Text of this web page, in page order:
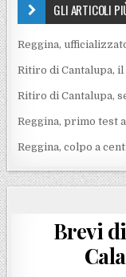
GLI ARTICOLI
Reggina,
Ritiro di Cantalupa,
Ritiro di Cantalupa,
Reggina, primo test
Reggina, colpo a
Brevi